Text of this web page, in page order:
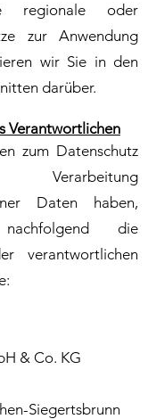
regionale oder
zur Anwendung
wir Sie in den
darüber.
Verantwortlichen
zum Datenschutz
Daten haben,
die
verantwortlichen
& Co. KG
Siegertsbrunn